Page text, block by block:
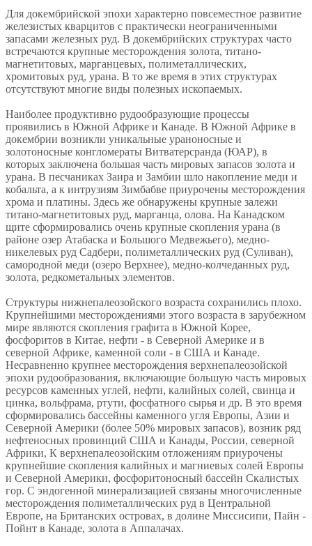
Для докембрийской эпохи характерно повсеместное развитие
железистых кварцитов с практически неограниченными
запасами железных руд. В докембрийских структурах часто
встречаются крупные месторождения золота, титано-
магнетитовых, марганцевых, полиметаллических,
хромитовых руд, урана. В то же время в этих структурах
отсутствуют многие виды полезных ископаемых.
Наиболее продуктивно рудообразующие процессы
проявились в Южной Африке и Канаде. В Южной Африке в
докембрии возникли уникальные ураноносные и
золотоносные конгломераты Витватерсранда (ЮАР), в
которых заключена большая часть мировых запасов золота и
урана. В песчаниках Заира и Замбии шло накопление меди и
кобальта, а к интрузиям Зимбабве приурочены месторождения
хрома и платины. Здесь же обнаружены крупные залежи
титано-магнетитовых руд, марганца, олова. На Канадском
щите сформировались очень крупные скопления урана (в
районе озер Атабаска и Большого Медвежьего), медно-
никелевых руд Садбери, полиметаллических руд (Суливан),
самородной меди (озеро Верхнее), медно-колчеданных руд,
золота, редкометальных элементов.
Структуры нижнепалеозойского возраста сохранились плохо.
Крупнейшими месторождениями этого возраста в зарубежном
мире являются скопления графита в Южной Корее,
фосфоритов в Китае, нефти - в Северной Америке и в
северной Африке, каменной соли - в США и Канаде.
Несравненно крупнее месторождения верхнепалеозойской
эпохи рудообразования, включающие большую часть мировых
ресурсов каменных углей, нефти, калийных солей, свинца и
цинка, вольфрама, ртути, фосфатного сырья и др. В это время
сформировались бассейны каменного угля Европы, Азии и
Северной Америки (более 50% мировых запасов), возник ряд
нефтеносных провинций США и Канады, России, северной
Африки, К верхнепалеозойским отложениям приурочены
крупнейшие скопления калийных и магниевых солей Европы
и Северной Америки, фосфоритоносный бассейн Скалистых
гор. С эндогенной минерализацией связаны многочисленные
месторождения полиметаллических руд в Центральной
Европе, на Британских островах, в долине Миссисипи, Пайн -
Пойнт в Канаде, золота в Аппалачах.